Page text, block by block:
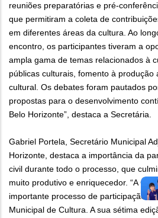
reuniões preparatórias e pré-
que permitiram a coleta de
em diferentes áreas da cultura. Ao
encontro, os participantes tiveram a
ampla gama de temas relacionados à
públicas culturais, fomento à
cultural. Os debates foram pautados
propostas para o desenvolvimento
Belo Horizonte”, destaca a Secretária.
Gabriel Portela, Secretário Municipal
Horizonte, destaca a importância da
civil durante todo o processo, que
muito produtivo e enriquecedor. “A
importante processo de participação
Municipal de Cultura. A sua sétima